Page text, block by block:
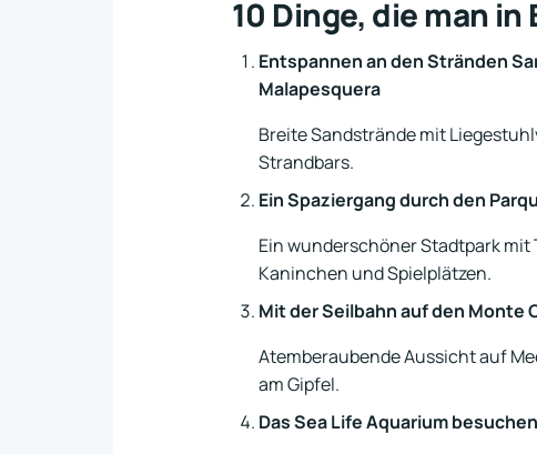
10 Dinge, die man
Entspannen an den Stränden
Malapesquera
Breite Sandstrände mit
Strandbars.
Ein Spaziergang durch den
Ein wunderschöner Stadtpark mit
Kaninchen und Spielplätzen.
Mit der Seilbahn auf den Monte
Atemberaubende Aussicht auf
am Gipfel.
Das Sea Life Aquarium besuchen